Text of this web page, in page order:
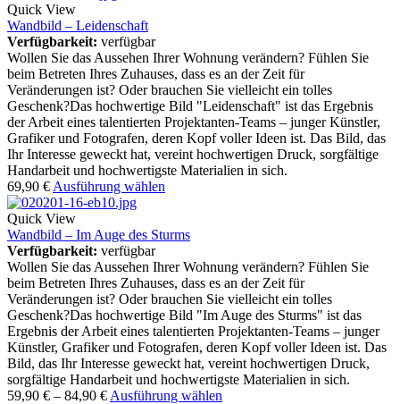
Quick View
Wandbild – Leidenschaft
Verfügbarkeit: verfügbar
Wollen Sie das Aussehen Ihrer Wohnung verändern? Fühlen Sie
beim Betreten Ihres Zuhauses, dass es an der Zeit für
Veränderungen ist? Oder brauchen Sie vielleicht ein tolles
Geschenk?Das hochwertige Bild "Leidenschaft" ist das Ergebnis
der Arbeit eines talentierten Projektanten-Teams – junger Künstler,
Grafiker und Fotografen, deren Kopf voller Ideen ist. Das Bild, das
Ihr Interesse geweckt hat, vereint hochwertigen Druck, sorgfältige
Handarbeit und hochwertigste Materialien in sich.
69,90 € Ausführung wählen
Quick View
Wandbild – Im Auge des Sturms
Verfügbarkeit: verfügbar
Wollen Sie das Aussehen Ihrer Wohnung verändern? Fühlen Sie
beim Betreten Ihres Zuhauses, dass es an der Zeit für
Veränderungen ist? Oder brauchen Sie vielleicht ein tolles
Geschenk?Das hochwertige Bild "Im Auge des Sturms" ist das
Ergebnis der Arbeit eines talentierten Projektanten-Teams – junger
Künstler, Grafiker und Fotografen, deren Kopf voller Ideen ist. Das
Bild, das Ihr Interesse geweckt hat, vereint hochwertigen Druck,
sorgfältige Handarbeit und hochwertigste Materialien in sich.
59,90 € – 84,90 € Ausführung wählen